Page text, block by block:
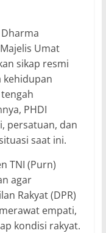
Umat
sikap resmi
kehidupan
PHDI
persatuan, dan
saat ini.
TNI (Purn)
agar
Rakyat (DPR)
empati,
kondisi rakyat.